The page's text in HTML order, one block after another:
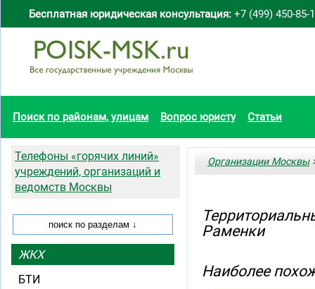
Бесплатная юридическая консультация: +7 (499) 450-85-
Поиск по районам, улицам Вопрос юристу Статьи
Организации Москвы
Раменки
Наиболее
Телефоны «горячих линий»
учреждений, организаций и
ведомств Москвы
ЖКХ
БТИ